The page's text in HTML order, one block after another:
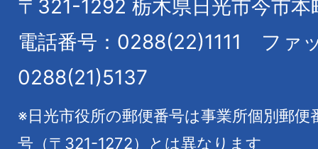
〒321-1292 栃木県日光市今市本
電話番号：0288(22)1111
ファ
0288(21)5137
※日光市役所の郵便番号は事業所個別郵
号（〒321-1272）とは異なります